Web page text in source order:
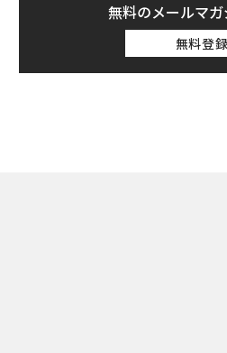
無料のメールマ
無料登録